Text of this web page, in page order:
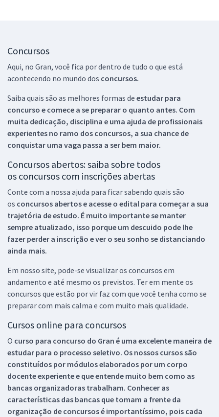
Concursos
Aqui, no Gran, você fica por dentro de tudo o que está
acontecendo no mundo dos concursos.
Saiba quais são as melhores formas de estudar para
concurso e comece a se preparar o quanto antes. Com
muita dedicação, disciplina e uma ajuda de profissionais
experientes no ramo dos concursos, a sua chance de
conquistar uma vaga passa a ser bem maior.
Concursos abertos: saiba sobre todos
os concursos com inscrições abertas
Conte com a nossa ajuda para ficar sabendo quais são
os concursos abertos e acesse o edital para começar a sua
trajetória de estudo. É muito importante se manter
sempre atualizado, isso porque um descuido pode lhe
fazer perder a inscrição e ver o seu sonho se distanciando
ainda mais.
Em nosso site, pode-se visualizar os concursos em
andamento e até mesmo os previstos. Ter em mente os
concursos que estão por vir faz com que você tenha como se
preparar com mais calma e com muito mais qualidade.
Cursos online para concursos
O curso para concurso do Gran é uma excelente maneira de
estudar para o processo seletivo. Os nossos cursos são
constituídos por módulos elaborados por um corpo
docente experiente e que entende muito bem como as
bancas organizadoras trabalham. Conhecer as
características das bancas que tomam a frente da
organização de concursos é importantíssimo, pois cada